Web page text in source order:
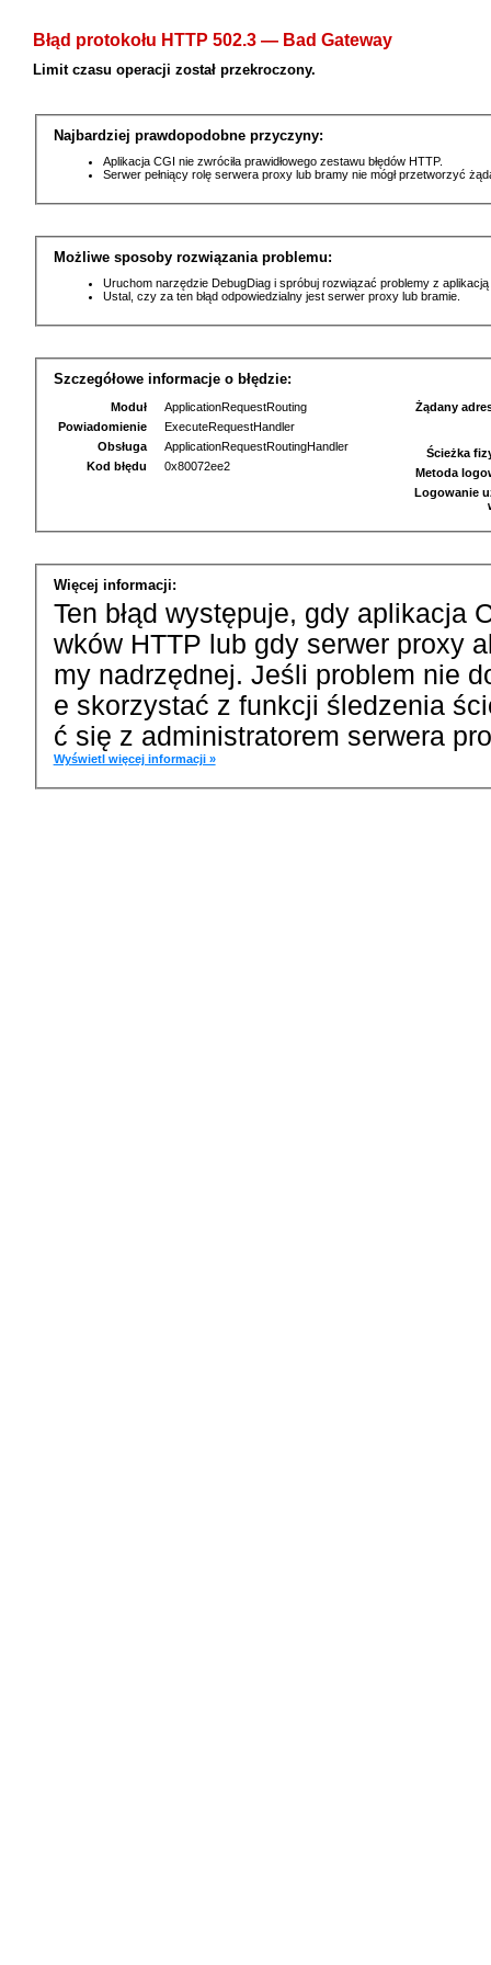
Błąd protokołu HTTP 502.3 — Bad Gateway
Limit czasu operacji został przekroczony.
Najbardziej prawdopodobne przyczyny:
Aplikacja CGI nie zwróciła prawidłowego zestawu błędów HTTP.
Serwer pełniący rolę serwera proxy lub bramy nie mógł przetworzyć
Możliwe sposoby rozwiązania problemu:
Uruchom narzędzie DebugDiag i spróbuj rozwiązać problemy z
Ustal, czy za ten błąd odpowiedzialny jest serwer proxy lub bramie.
Szczegółowe informacje o błędzie:
Moduł
ApplicationRequestRouting
Powiadomienie
ExecuteRequestHandler
Obsługa
ApplicationRequestRoutingHandler
Kod błędu
0x80072ee2
Żądany
Ścieżka
Metoda
Logowanie
Więcej informacji:
Ten błąd występuje, gdy aplikacja
wków HTTP lub gdy serwer proxy
my nadrzędnej. Jeśli problem nie
e skorzystać z funkcji śledzenia
ć się z administratorem serwera
Wyświetl więcej informacji »